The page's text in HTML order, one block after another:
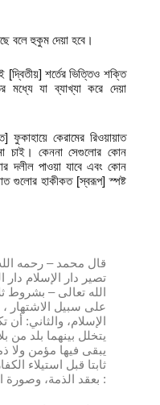
বলে হুকুম দেয়া হবে।
[দ্বিতীয়] শর্তের ভিত্তিও শক্তি
মধ্যে যা ব্যাখ্যা করে দেয়া
কেরামের রিওয়ায়াত
চাই। কেননা সেগুলোর কোন
দলীল পাওয়া যাবে এবং কোন
গুলোর হাকীকত [স্বরূপ] স্পষ্ট
تصير دار الإسلام
الله تعالى – بشروط
على سبيل الاشتهار ،
الإسلام، والثاني:
يتخلل بينهما بلد من
يبقى فيها مؤمن ولا
ثابتا قبل استيلاء
بعقد الذمة، وصورة المسألة على ثلاثة أوجه :